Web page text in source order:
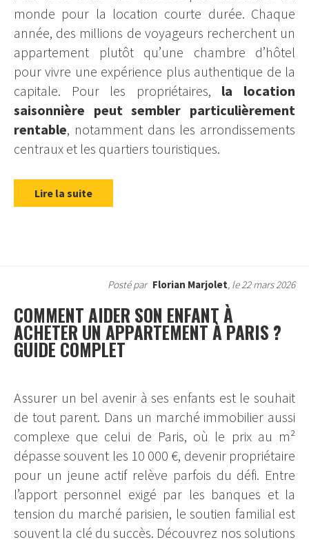
monde pour la location courte durée. Chaque
année, des millions de voyageurs recherchent un
appartement plutôt qu’une chambre d’hôtel
pour vivre une expérience plus authentique de la
capitale. Pour les propriétaires, la location
saisonnière peut sembler particulièrement
rentable, notamment dans les arrondissements
centraux et les quartiers touristiques.
Lire la suite
Posté par Florian Marjolet, le 22 mars 2026
COMMENT AIDER SON ENFANT À
ACHETER UN APPARTEMENT À PARIS ?
GUIDE COMPLET
Assurer un bel avenir à ses enfants est le souhait
de tout parent. Dans un marché immobilier aussi
complexe que celui de Paris, où le prix au m²
dépasse souvent les 10 000 €, devenir propriétaire
pour un jeune actif relève parfois du défi. Entre
l’apport personnel exigé par les banques et la
tension du marché parisien, le soutien familial est
souvent la clé du succès. Découvrez nos solutions